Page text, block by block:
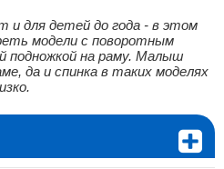
и для детей до года - в этом
модели с поворотным
подножкой на раму. Малыш
да и спинка в таких моделях